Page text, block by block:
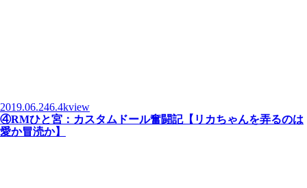
2019.06.246.4kview
④RMひと宮：カスタムドール奮闘記【リカちゃんを弄るのは
愛か冒涜か】